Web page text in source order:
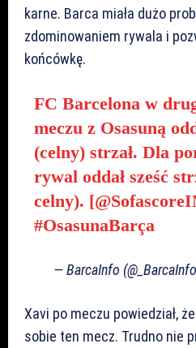
karne. Barca miała dużo
zdominowaniem rywala i
końcówkę.
FC Barcelona w
meczu z Osasuną
(celny) strzał. Dla
rywal oddał sześć
celny). [
#OsasunaBarça
— BarcaInfo
Xavi po meczu powiedział,
sobie ten mecz. Trudno nie